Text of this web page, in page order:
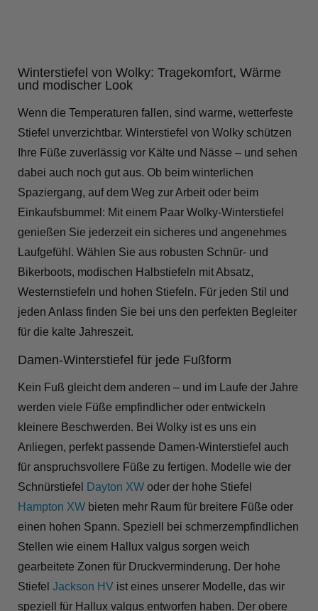
Winterstiefel von Wolky: Tragekomfort, Wärme
und modischer Look
Wenn die Temperaturen fallen, sind warme, wetterfeste
Stiefel unverzichtbar. Winterstiefel von Wolky schützen
Ihre Füße zuverlässig vor Kälte und Nässe – und sehen
dabei auch noch gut aus. Ob beim winterlichen
Spaziergang, auf dem Weg zur Arbeit oder beim
Einkaufsbummel: Mit einem Paar Wolky-Winterstiefel
genießen Sie jederzeit ein sicheres und angenehmes
Laufgefühl. Wählen Sie aus robusten Schnür- und
Bikerboots, modischen Halbstiefeln mit Absatz,
Westernstiefeln und hohen Stiefeln. Für jeden Stil und
jeden Anlass finden Sie bei uns den perfekten Begleiter
für die kalte Jahreszeit.
Damen-Winterstiefel für jede Fußform
Kein Fuß gleicht dem anderen – und im Laufe der Jahre
werden viele Füße empfindlicher oder entwickeln
kleinere Beschwerden. Bei Wolky ist es uns ein
Anliegen, perfekt passende Damen-Winterstiefel auch
für anspruchsvollere Füße zu fertigen. Modelle wie der
Schnürstiefel
Dayton XW oder der hohe Stiefel
Hampton XW bieten mehr Raum für breitere Füße oder
einen hohen Spann. Speziell bei schmerzempfindlichen
Stellen wie einem Hallux valgus sorgen weich
gearbeitete Zonen für Druckverminderung. Der hohe
Stiefel Jackson HV ist eines unserer Modelle, das wir
speziell für Hallux valgus entworfen haben. Der obere